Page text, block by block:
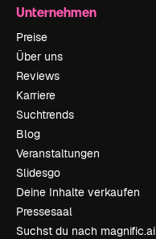
Unternehmen
Preise
Über uns
Reviews
Karriere
Suchtrends
Blog
Veranstaltungen
Slidesgo
Deine Inhalte verkaufen
Pressesaal
Suchst du nach magnific.ai